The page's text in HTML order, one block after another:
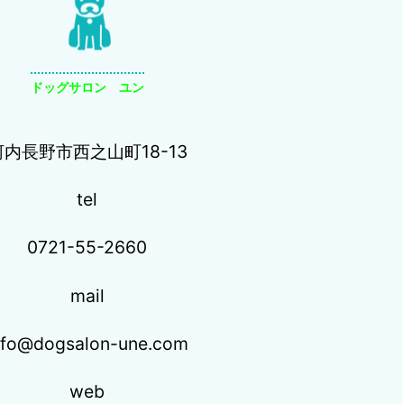
ドッグサロン ユン
内長野市西之山町18-13
tel
0721-55-2660
mail
une.com
web